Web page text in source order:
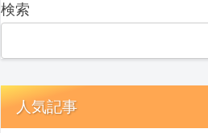
検索
人気記事